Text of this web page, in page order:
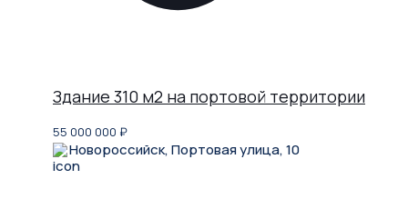
Здание 310 м2 на портовой территории
55 000 000 ₽
Новороссийск, Портовая улица, 10